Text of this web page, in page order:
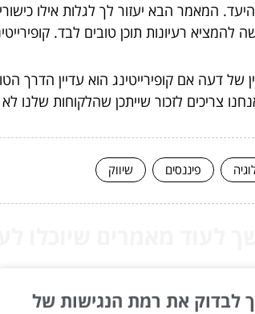
המאמר הבא יעזור לך לגלות אילו
להמציא רעיונות תוכן טובים לבד.
של דעה אם קופירייטינג הוא עדיין
צריכים לזכור שייתכן שהלקוחות שלנו
פיננסים שיווק
לבדוק את רמת הנגישות של